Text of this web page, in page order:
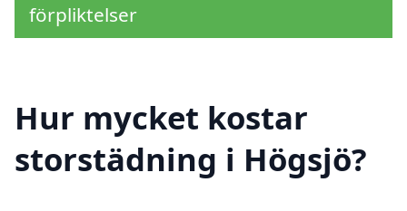
förpliktelser
Hur mycket kostar
storstädning i Högsjö?